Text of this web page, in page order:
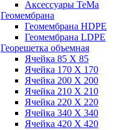
Аксессуары TeMa
Геомембрана
Геомембрана HDPE
Геомембрана LDPE
Георешетка объемная
Ячейка 85 Х 85
Ячейка 170 Х 170
Ячейка 200 Х 200
Ячейка 210 Х 210
Ячейка 220 Х 220
Ячейка 340 Х 340
Ячейка 420 Х 420